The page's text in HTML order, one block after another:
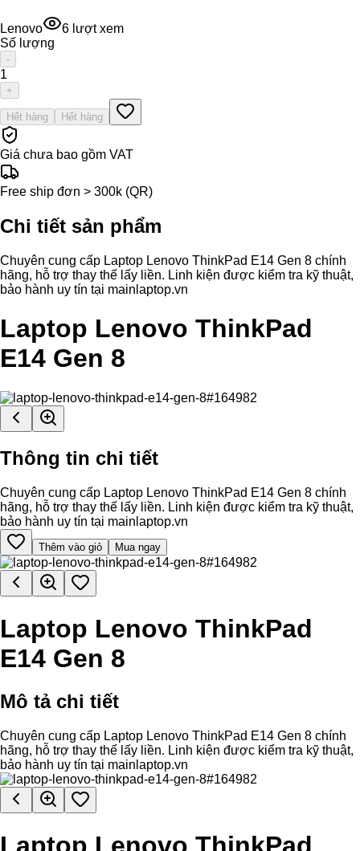
Lenovo 6 lượt xem
Số lượng
-
1
+
Hết hàng Hết hàng
Giá chưa bao gồm VAT
Free ship đơn > 300k (QR)
Chi tiết sản phẩm
Chuyên cung cấp Laptop Lenovo ThinkPad E14 Gen 8 chính
hãng, hỗ trợ thay thế lấy liền. Linh kiện được kiểm tra kỹ thuật,
bảo hành uy tín tại mainlaptop.vn
Laptop Lenovo ThinkPad
E14 Gen 8
Thông tin chi tiết
Chuyên cung cấp Laptop Lenovo ThinkPad E14 Gen 8 chính
hãng, hỗ trợ thay thế lấy liền. Linh kiện được kiểm tra kỹ thuật,
bảo hành uy tín tại mainlaptop.vn
Thêm vào giỏ Mua ngay
Laptop Lenovo ThinkPad
E14 Gen 8
Mô tả chi tiết
Chuyên cung cấp Laptop Lenovo ThinkPad E14 Gen 8 chính
hãng, hỗ trợ thay thế lấy liền. Linh kiện được kiểm tra kỹ thuật,
bảo hành uy tín tại mainlaptop.vn
Laptop Lenovo ThinkPad